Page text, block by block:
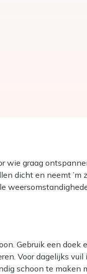
wie graag
dicht en neemt ’m
op
kan staan
Gebruik een doek
Voor dagelijks vuil
schoon te maken